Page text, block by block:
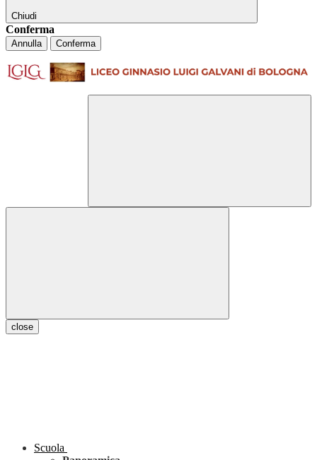
Chiudi
Conferma
Annulla Conferma
close
Scuola